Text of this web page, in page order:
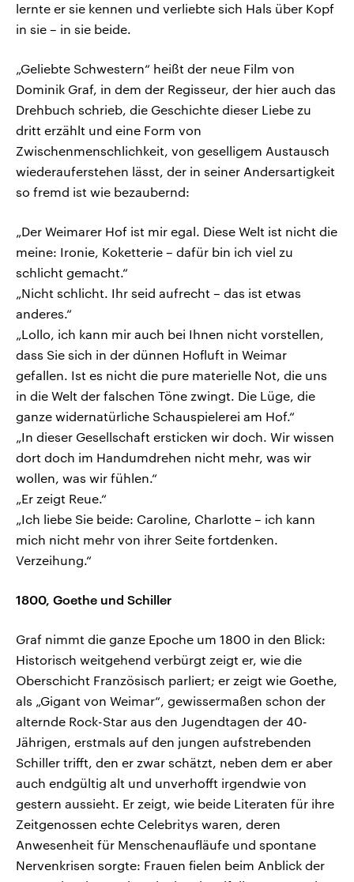
lernte er sie kennen und verliebte sich Hals über Kopf
in sie – in sie beide.
„Geliebte Schwestern“ heißt der neue Film von
Dominik Graf, in dem der Regisseur, der hier auch das
Drehbuch schrieb, die Geschichte dieser Liebe zu
dritt erzählt und eine Form von
Zwischenmenschlichkeit, von geselligem Austausch
wiederauferstehen lässt, der in seiner Andersartigkeit
so fremd ist wie bezaubernd:
„Der Weimarer Hof ist mir egal. Diese Welt ist nicht die
meine: Ironie, Koketterie – dafür bin ich viel zu
schlicht gemacht.“
„Nicht schlicht. Ihr seid aufrecht – das ist etwas
anderes.“
„Lollo, ich kann mir auch bei Ihnen nicht vorstellen,
dass Sie sich in der dünnen Hofluft in Weimar
gefallen. Ist es nicht die pure materielle Not, die uns
in die Welt der falschen Töne zwingt. Die Lüge, die
ganze widernatürliche Schauspielerei am Hof.“
„In dieser Gesellschaft ersticken wir doch. Wir wissen
dort doch im Handumdrehen nicht mehr, was wir
wollen, was wir fühlen.“
„Er zeigt Reue.“
„Ich liebe Sie beide: Caroline, Charlotte – ich kann
mich nicht mehr von ihrer Seite fortdenken.
Verzeihung.“
1800, Goethe und Schiller
Graf nimmt die ganze Epoche um 1800 in den Blick:
Historisch weitgehend verbürgt zeigt er, wie die
Oberschicht Französisch parliert; er zeigt wie Goethe,
als „Gigant von Weimar“, gewissermaßen schon der
alternde Rock-Star aus den Jugendtagen der 40-
Jährigen, erstmals auf den jungen aufstrebenden
Schiller trifft, den er zwar schätzt, neben dem er aber
auch endgültig alt und unverhofft irgendwie von
gestern aussieht. Er zeigt, wie beide Literaten für ihre
Zeitgenossen echte Celebritys waren, deren
Anwesenheit für Menschenaufläufe und spontane
Nervenkrisen sorgte: Frauen fielen beim Anblick der